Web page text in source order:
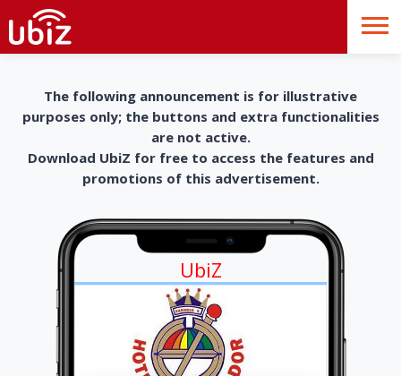
The following announcement is for illustrative
purposes only; the buttons and extra functionalities
are not active.
Download UbiZ for free to access the features and
promotions of this advertisement.
UbiZ